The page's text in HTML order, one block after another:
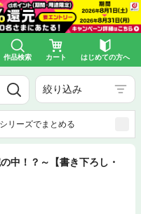
作品検索 カート はじめての方へ
絞り込み
シリーズでまとめる
中！？～【書き下ろし・